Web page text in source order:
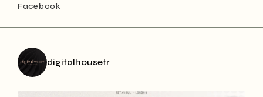
Facebook
digitalhousetr